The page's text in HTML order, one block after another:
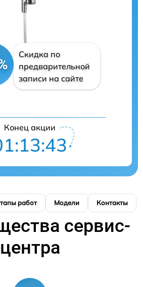
Скидка по
предварительной
записи на сайте
Конец акции
работ Модели Контакты
сервис-
центра